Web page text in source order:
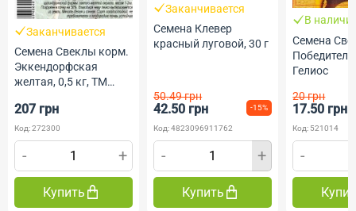
Заканчивается
Семена Свеклы корм.
Эккендорфская
желтая, 0,5 кг, ТМ
207 грн
Код: 272300
- +
Купить
Заканчивается
Семена Клевер
красный луговой, 30 г
50.49 грн
42.50 грн -15%
Код: 4823096911762
- +
Купить
В
Семена
Гелиос
20 грн
17.50 грн
Код: 521014
-